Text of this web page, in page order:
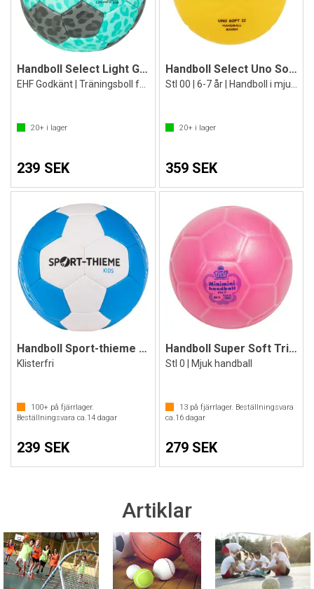
Handboll Select Light Grippy DB V24
20+ i lager
239 SEK
Handboll Select Uno Soft II
20+i lager
359 SEK
Handboll Sport-thieme Kids
Klisterfri
100+ på fjärrlager.
Beställningsvara ca.14 dagar
239 SEK
Handboll Super Soft Trial
Stl 0 | Mjuk handball
13på fjärrlager. Beställningsvara
ca.16dagar
279 SEK
Artiklar